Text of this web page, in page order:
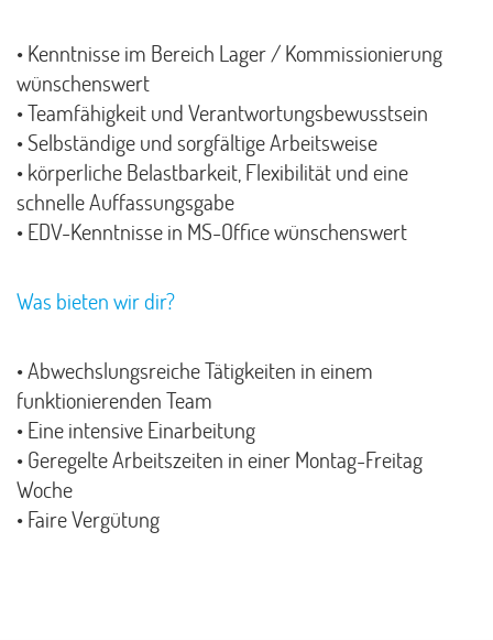
• Kenntnisse im Bereich Lager / Kommissionierung
wünschenswert
• Teamfähigkeit und Verantwortungsbewusstsein
• Selbständige und sorgfältige Arbeitsweise
• körperliche Belastbarkeit, Flexibilität und eine
schnelle Auffassungsgabe
• EDV-Kenntnisse in MS-Office wünschenswert
Was bieten wir dir?
• Abwechslungsreiche Tätigkeiten in einem
funktionierenden Team
• Eine intensive Einarbeitung
• Geregelte Arbeitszeiten in einer Montag-Freitag
Woche
• Faire Vergütung